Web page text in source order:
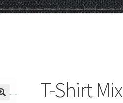
T-Shirt Mix